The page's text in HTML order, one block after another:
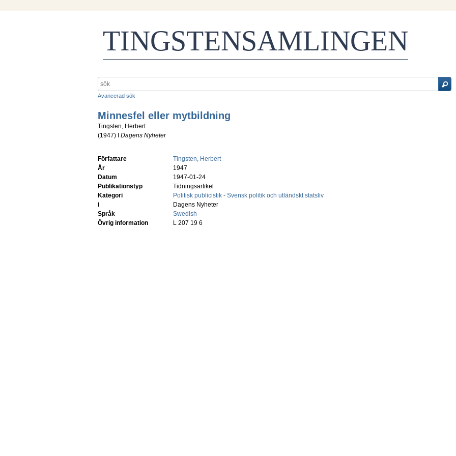
TINGSTENSAMLINGEN
Avancerad sök
Minnesfel eller mytbildning
Tingsten, Herbert
(1947) I Dagens Nyheter
Författare
Tingsten, Herbert
År
1947
Datum
1947-01-24
Publikationstyp
Tidningsartikel
Kategori
Politisk publicistik - Svensk politik och utländskt statsliv
i
Dagens Nyheter
Språk
Swedish
Övrig information
L 207 19 6